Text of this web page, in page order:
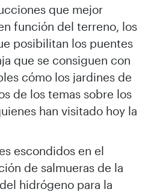
que mejor
función del terreno, los
posibilitan los puentes
que se consiguen con
cómo los jardines de
de los temas sobre los
han visitado hoy la
escondidos en el
de salmueras de la
hidrógeno para la